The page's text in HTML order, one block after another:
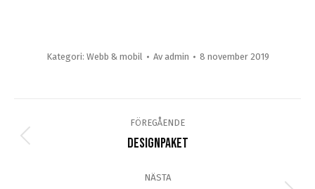
Kategori: Webb & mobil Av admin 8 november 2019
Projektnavigering
FÖREGÅENDE
Föregående
Designpaket
NÄSTA